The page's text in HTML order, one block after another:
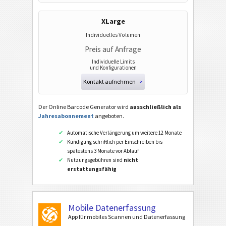
PPN (Pharmacy Product Number)
ISBN Codes
Visitenkarten
Kalender Codes
Wi-Fi Barcodes
XLarge
Individuelles Volumen
Preis auf Anfrage
Individuelle Limits
und Konfigurationen
Kontakt aufnehmen >
Der Online Barcode Generator wird ausschließlich als
Jahresabonnement angeboten.
Automatische Verlängerung um weitere 12 Monate
Kündigung schriftlich per Einschreiben bis
spätestens 3 Monate vor Ablauf
Nutzungsgebühren sind nicht
erstattungsfähig
Mobile Datenerfassung
App für mobiles Scannen und Datenerfassung